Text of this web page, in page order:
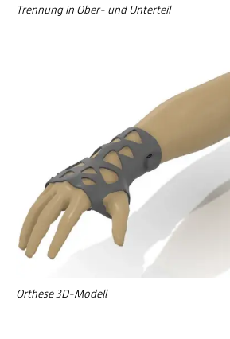
Trennung in Ober- und Unterteil
Orthese 3D-Modell